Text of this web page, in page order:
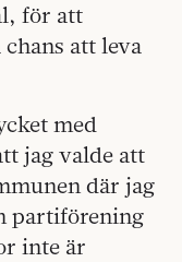
för att
att leva
med
jag valde att
där jag
partiförening
inte är